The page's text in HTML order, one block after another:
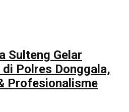
Sulteng Gelar
Polres Donggala,
Profesionalisme